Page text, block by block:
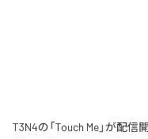
T3N4の「Touch Me」が配